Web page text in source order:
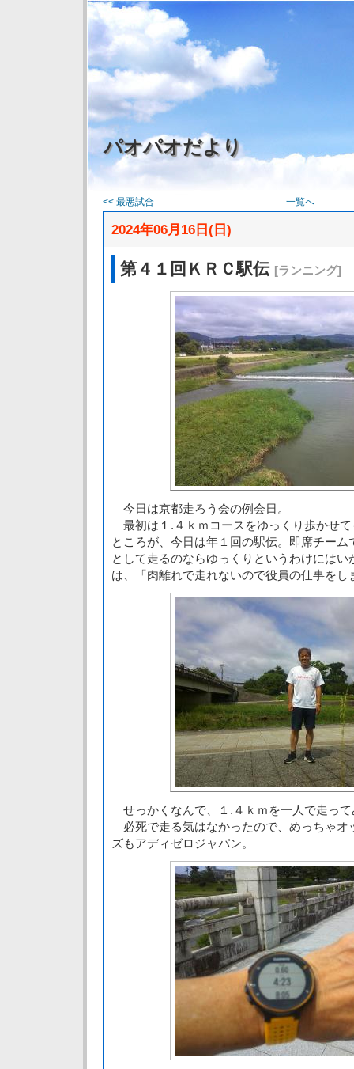
パオパオだより
<< 最悪試合 一覧へ
2024年06月16日(日)
第４１回ＫＲＣ駅伝 [ランニング]
今日は京都走ろう会の例会日。
最初は１.４ｋｍコースをゆっくり歩かせ
ところが、今日は年１回の駅伝。即席チー
として走るのならゆっくりというわけには
は、「肉離れで走れないので役員の仕事を
せっかくなんで、１.４ｋｍを一人で走っ
必死で走る気はなかったので、めっちゃオ
ズもアディゼロジャパン。